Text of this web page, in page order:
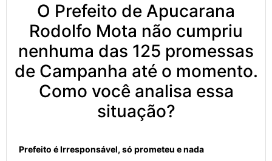
O Prefeito de Apucarana
Rodolfo Mota não cumpriu
nenhuma das 125 promessas
de Campanha até o momento.
Como você analisa essa
situação?
Prefeito é Irresponsável, só prometeu e nada